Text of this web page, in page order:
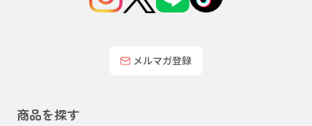
メルマガ登録
商品を探す